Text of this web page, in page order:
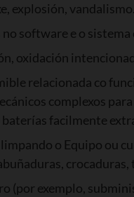
explosión, vandalismo.
software e o
oxidación
relacionada co
complexos
facilmente
o Equipo ou
(por exemplo,